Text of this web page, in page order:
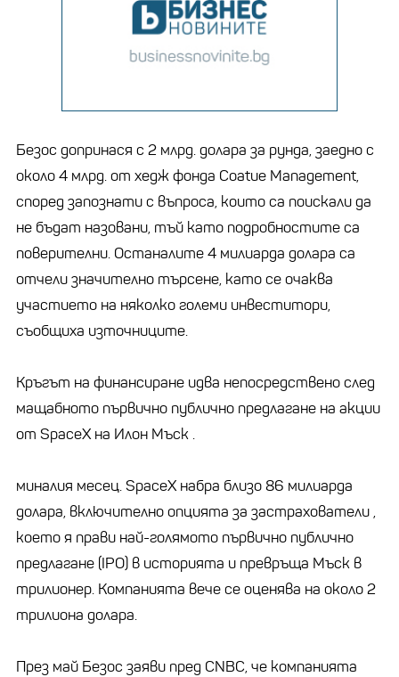
Безос допринася с 2 млрд. долара за рунда, заедно с
около 4 млрд. от хедж фонда Coatue Management,
според запознати с въпроса, които са поискали да
не бъдат назовани, тъй като подробностите са
поверителни. Останалите 4 милиарда долара са
отчели значително търсене, като се очаква
участието на няколко големи инвеститори,
съобщиха източниците.
Кръгът на финансиране идва непосредствено след
мащабното първично публично предлагане на акции
от SpaceX на Илон Мъск .
миналия месец. SpaceX набра близо 86 милиарда
долара, включително опцията за застрахователи ,
което я прави най-голямото първично публично
предлагане (IPO) в историята и превръща Мъск в
трилионер. Компанията вече се оценява на около 2
трилиона долара.
През май Безос заяви пред CNBC, че компанията